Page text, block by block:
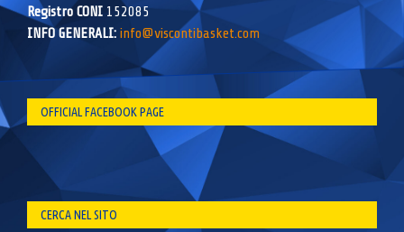
Registro CONI 152085
INFO GENERALI: info@viscontibasket.com
OFFICIAL FACEBOOK PAGE
CERCA NEL SITO